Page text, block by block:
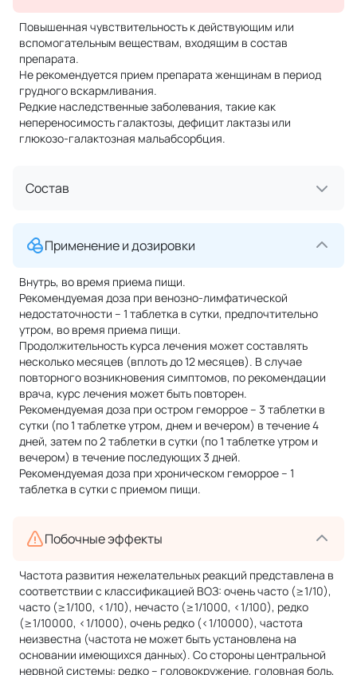
Повышенная чувствительность к действующим или
вспомогательным веществам, входящим в состав
препарата.
Не рекомендуется прием препарата женщинам в период
грудного вскармливания.
Редкие наследственные заболевания, такие как
непереносимость галактозы, дефицит лактазы или
глюкозо-галактозная мальабсорбция.
Состав
Применение и дозировки
Внутрь, во время приема пищи.
Рекомендуемая доза при венозно-лимфатической
недостаточности – 1 таблетка в сутки, предпочтительно
утром, во время приема пищи.
Продолжительность курса лечения может составлять
несколько месяцев (вплоть до 12 месяцев). В случае
повторного возникновения симптомов, по рекомендации
врача, курс лечения может быть повторен.
Рекомендуемая доза при остром геморрое – 3 таблетки в
сутки (по 1 таблетке утром, днем и вечером) в течение 4
дней, затем по 2 таблетки в сутки (по 1 таблетке утром и
вечером) в течение последующих 3 дней.
Рекомендуемая доза при хроническом геморрое – 1
таблетка в сутки с приемом пищи.
Побочные эффекты
Частота развития нежелательных реакций представлена в
соответствии с классификацией ВОЗ: очень часто (≥1/10),
часто (≥1/100, <1/10), нечасто (≥1/1000, <1/100), редко
(≥1/10000, <1/1000), очень редко (<1/10000), частота
неизвестна (частота не может быть установлена на
основании имеющихся данных). Со стороны центральной
нервной системы: редко – головокружение, головная боль,